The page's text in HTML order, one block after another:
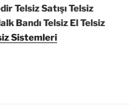
Telsiz Satışı Telsiz
Bandı Telsiz El Telsiz
Sistemleri